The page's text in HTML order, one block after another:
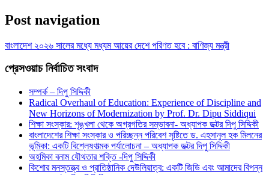
Post navigation
বাংলাদেশ ২০২৬ সালের মধ্যে মধ্যম আয়ের দেশে পরিণত হবে : বাণিজ্য মন্ত্রী
প্রেসওয়াচ নির্বাচিত সংবাদ
সম্পর্ক – দিপু সিদ্দিকী
Radical Overhaul of Education: Experience of Discipline and
New Horizons of Modernization by Prof. Dr. Dipu Siddiqui
শিক্ষা সংস্কার: শৃঙ্খলা থেকে অগ্রগতির সম্ভাবনা- অধ্যাপক ডক্টর দিপু সিদ্দিকী
বাংলাদেশের শিক্ষা সংস্কার ও পরিচ্ছন্ন পরিবেশ সৃষ্টিতে ড. এহসানুল হক মিলনের
ভূমিকা: একটি বিশ্লেষণাত্মক পর্যালোচনা – অধ্যাপক ডক্টর দিপু সিদ্দিকী
অহমিকা বনাম যৌথতার শক্তি -দিপু সিদ্দিকী
কিশোর মনস্তত্ত্ব ও প্রাতিষ্ঠানিক দেউলিয়াত্ব: একটি জিডি এবং আমাদের বিপন্ন